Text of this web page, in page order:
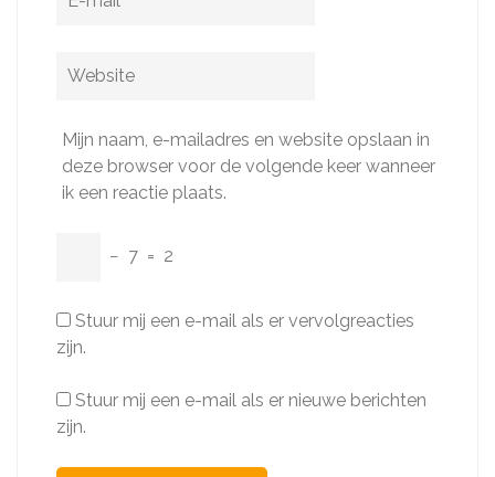
Website
Mijn naam, e-mailadres en website opslaan in
deze browser voor de volgende keer wanneer
ik een reactie plaats.
− 7 = 2
Stuur mij een e-mail als er vervolgreacties
zijn.
Stuur mij een e-mail als er nieuwe berichten
zijn.